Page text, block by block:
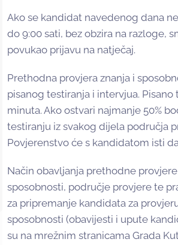
Ako se kandidat navedenog dana
do 9:00 sati, bez obzira na razloge,
povukao prijavu na natječaj.
Prethodna provjera znanja i
pisanog testiranja i intervjua.
minuta. Ako ostvari najmanje 50%
testiranju iz svakog dijela područja
Povjerenstvo će s kandidatom isti
Način obavljanja prethodne provjere
sposobnosti, područje provjere te
za pripremanje kandidata za
sposobnosti (obavijesti i upute
su na mrežnim stranicama Grada